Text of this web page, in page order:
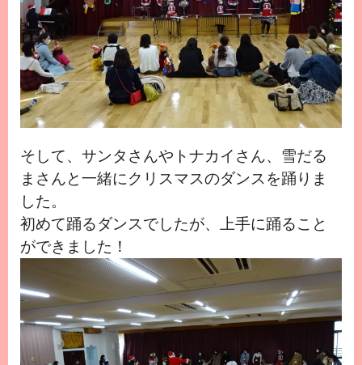
そして、サンタさんやトナカイさん、雪だる
まさんと一緒にクリスマスのダンスを踊りま
した。
初めて踊るダンスでしたが、上手に踊ること
ができました！